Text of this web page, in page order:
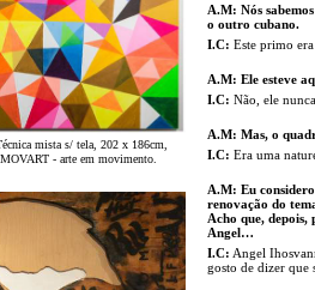
mista s/ tela, 202 x 186cm,
- arte em movimento.
A.M: Nós
o outro cubano.
I.C: Este primo
A.M: Ele esteve
I.C: Não, ele
A.M: Mas, o
I.C: Era uma
A.M: Eu
renovação do
Acho que,
Angel…
I.C: Angel
gosto de dizer que